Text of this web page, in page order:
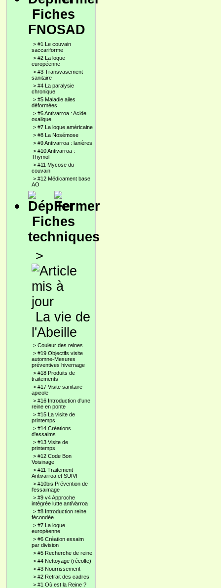
Fiches
FNOSAD
> #1 Le couvain
saccariforme
> #2 La loque
européenne
> #3 Transvasement
sanitaire
> #4 La paralysie
chronique
> #5 Maladie ailes
déformées
> #6 Antivarroa : Acide
oxalique
> #7 La loque américaine
> #8 La Nosémose
> #9 Antivarroa : lanières
> #10 Antivarroa :
Thymol
> #11 Mycose du
couvain
> #12 Médicament base
AO
Fiches
techniques
>
La vie de
l'Abeille
> Couleur des reines
> #19 Objectifs visite
automne-Mesures
préventives hivernage
> #18 Produits de
traitements
> #17 Visite sanitaire
apicole
> #16 Introduction d'une
reine en ponte
> #15 La visite de
printemps
> #14 Créations
d'essaims
> #13 Visite de
printemps
> #12 Code Bon
Voisinage
> #11 Traitement
Antivarroa et SUIVI
> #10bis Prévention de
l'essaimage
> #9 v4 Approche
intégrée lutte antiVarroa
> #8 Introduction reine
fécondée
> #7 La loque
européenne
> #6 Création essaim
par division
> #5 Recherche de reine
> #4 Nettoyage (récolte)
> #3 Nourrissement
> #2 Retrait des cadres
> #1 Où est la Reine ?